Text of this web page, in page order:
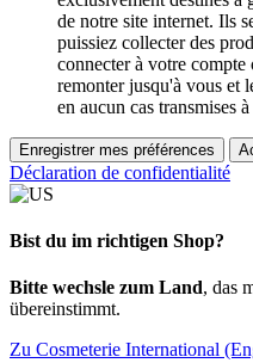
de notre site internet. Ils
puissiez collecter des
connecter à votre compte
remonter jusqu'à vous et
en aucun cas transmises
Enregistrer mes préférences
Déclaration de confidentialité
Bist du im richtigen Shop?
Bitte wechsle zum Land, das
übereinstimmt.
Zu Cosmeterie International